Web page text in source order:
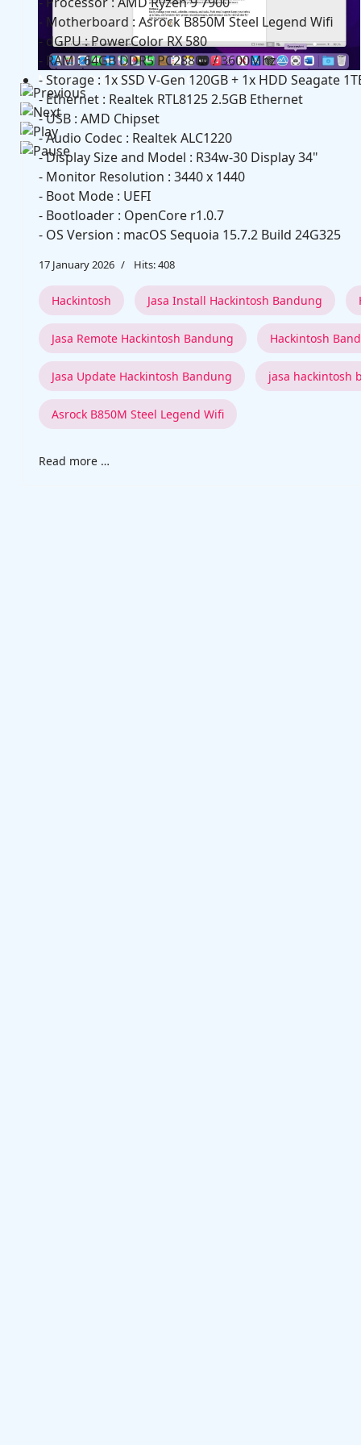
Microsoft Office 2024 v16.102.1
- Motherboard : Asrock B850M Steel Legend Wifi
- dGPU : PowerColor RX 580
- RAM : 64GB DDR5 PC28800 / 3600Mhz
- Storage : 1x SSD V-Gen 120GB + 1x HDD Seagate
- Ethernet : Realtek RTL8125 2.5GB Ethernet
- USB : AMD Chipset
- Audio Codec : Realtek ALC1220
- Display Size and Model : R34w-30 Display 34"
- Monitor Resolution : 3440 x 1440
- Boot Mode : UEFI
- Bootloader : OpenCore r1.0.7
- OS Version : macOS Sequoia 15.7.2 Build 24G325
17 January 2026 Hits: 408
Hackintosh Jasa Install Hackintosh Bandung
Jasa Remote Hackintosh Bandung Hackintosh
Jasa Update Hackintosh Bandung jasa hackintosh
Asrock B850M Steel Legend Wifi
Read more …